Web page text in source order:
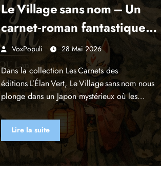
Le Village sans nom – Un
carnet‑roman fantastique
entre mythes japonais et
pop culture
VoxPopuli 28 Mai 2026
Dans la collection Les Carnets des
éditions L’Élan Vert, Le Village sans nom nous
plonge dans un Japon mystérieux où les…
Lire la suite